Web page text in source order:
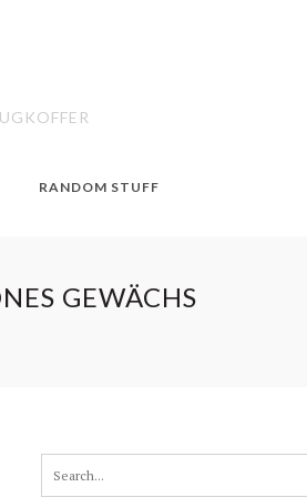
RANDOM STUFF
GEWÄCHS